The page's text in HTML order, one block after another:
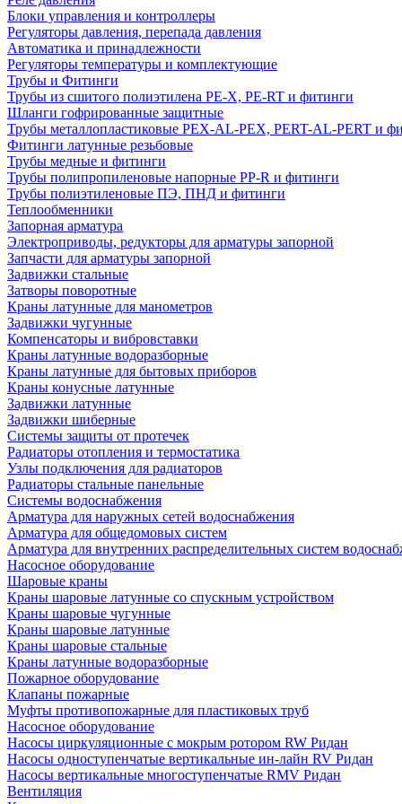
Блоки управления и контроллеры
Регуляторы давления, перепада давления
Автоматика и принадлежности
Регуляторы температуры и комплектующие
Трубы и Фитинги
Трубы из сшитого полиэтилена PE-X, PE-RT и фитинги
Шланги гофрированные защитные
Трубы металлопластиковые PEX-AL-PEX, PERT-AL-PERT и
Фитинги латунные резьбовые
Трубы медные и фитинги
Трубы полипропиленовые напорные PP-R и фитинги
Трубы полиэтиленовые ПЭ, ПНД и фитинги
Теплообменники
Запорная арматура
Электроприводы, редукторы для арматуры запорной
Запчасти для арматуры запорной
Задвижки стальные
Затворы поворотные
Краны латунные для манометров
Задвижки чугунные
Компенсаторы и вибровставки
Краны латунные водоразборные
Краны латунные для бытовых приборов
Краны конусные латунные
Задвижки латунные
Задвижки шиберные
Системы защиты от протечек
Радиаторы отопления и термостатика
Узлы подключения для радиаторов
Радиаторы стальные панельные
Системы водоснабжения
Арматура для наружных сетей водоснабжения
Арматура для общедомовых систем
Арматура для внутренних распределительных систем
Насосное оборудование
Шаровые краны
Краны шаровые латунные со спускным устройством
Краны шаровые чугунные
Краны шаровые латунные
Краны шаровые стальные
Краны латунные водоразборные
Пожарное оборудование
Клапаны пожарные
Муфты противопожарные для пластиковых труб
Насосное оборудование
Насосы циркуляционные с мокрым ротором RW Ридан
Насосы одноступенчатые вертикальные ин-лайн RV Ридан
Насосы вертикальные многоступенчатые RMV Ридан
Вентиляция